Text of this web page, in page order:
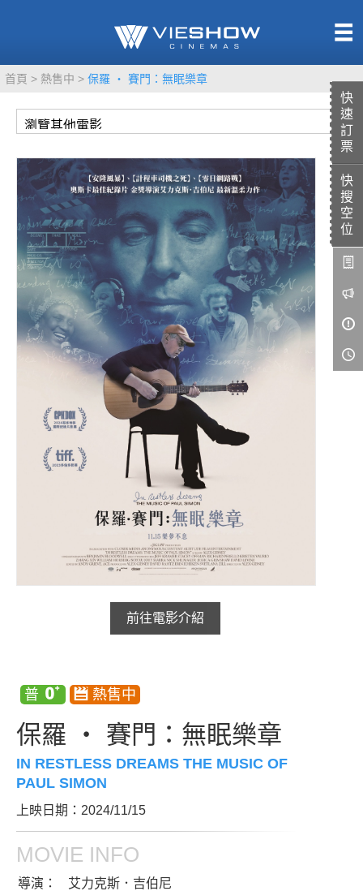
快
速
訂
票
快
搜
空
位
首頁 熱售中 保羅 ‧ 賽門：無眠樂章
前往電影介紹
保羅 ‧ 賽門：無眠樂章
IN RESTLESS DREAMS THE MUSIC OF
PAUL SIMON
上映日期：2024/11/15
MOVIE INFO
導演：
艾力克斯．吉伯尼
熱售中
TITAN SCREEN
MUCROWN
IMAX
4DX
VR 演唱會
GOLD CLASS
AD口述影像
LIVE演唱會
影城餐飲
UNICORN
影城公告
中獎名單
會員Q&A